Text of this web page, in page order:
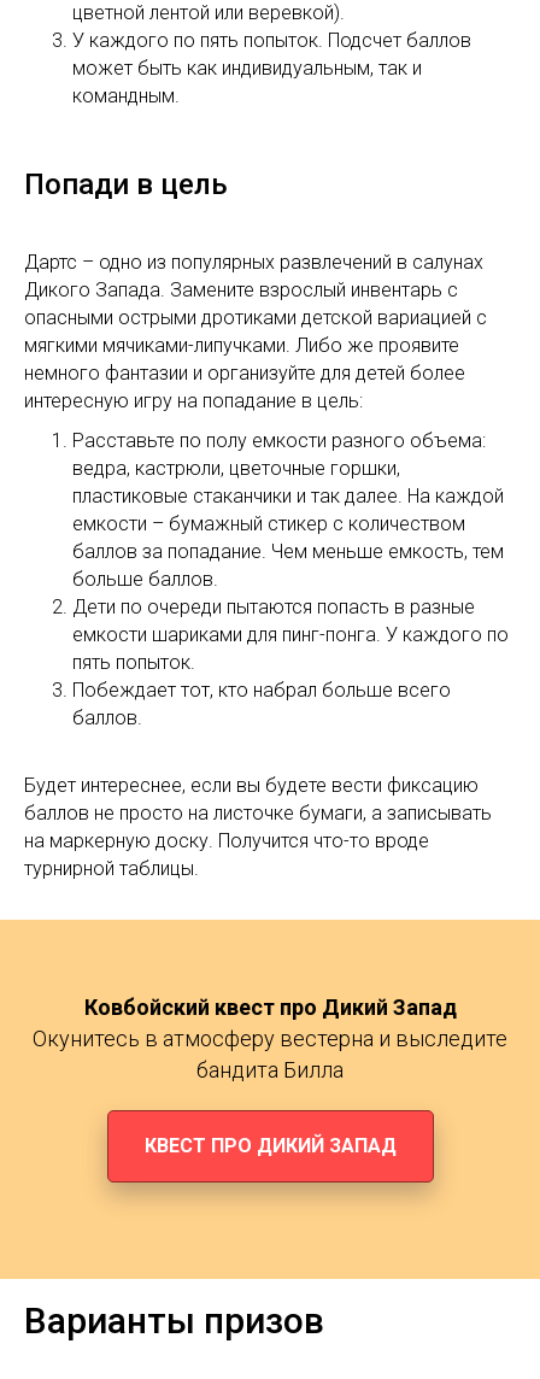
цветной лентой или веревкой).
У каждого по пять попыток. Подсчет баллов
может быть как индивидуальным, так и
командным.
Попади в цель
Дартс – одно из популярных развлечений в салунах
Дикого Запада. Замените взрослый инвентарь с
опасными острыми дротиками детской вариацией с
мягкими мячиками-липучками. Либо же проявите
немного фантазии и организуйте для детей более
интересную игру на попадание в цель:
Расставьте по полу емкости разного объема:
ведра, кастрюли, цветочные горшки,
пластиковые стаканчики и так далее. На каждой
емкости – бумажный стикер с количеством
баллов за попадание. Чем меньше емкость, тем
больше баллов.
Дети по очереди пытаются попасть в разные
емкости шариками для пинг-понга. У каждого по
пять попыток.
Побеждает тот, кто набрал больше всего
баллов.
Будет интереснее, если вы будете вести фиксацию
баллов не просто на листочке бумаги, а записывать
на маркерную доску. Получится что-то вроде
турнирной таблицы.
Ковбойский квест про Дикий Запад
Окунитесь в атмосферу вестерна и выследите
бандита Билла
КВЕСТ ПРО ДИКИЙ ЗАПАД
Варианты призов